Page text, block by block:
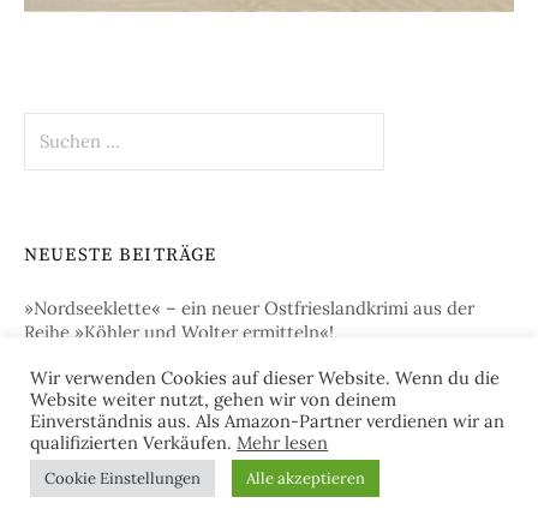
nach:
NEUESTE BEITRÄGE
»Nordseeklette« – ein neuer Ostfrieslandkrimi aus der
Reihe »Köhler und Wolter ermitteln«!
„Juister Braut“ – der neue Ostfrieslandkrimi von Sina
Jorritsma!
„Betrugsmord auf Norderney“ – der neue Ostfrieslandkrimi
von Julia Brunjes!
Wir verwenden Cookies auf dieser Website. Wenn du die
Website weiter nutzt, gehen wir von deinem
Einverständnis aus. Als Amazon-Partner verdienen wir an
qualifizierten Verkäufen. Mehr lesen
Cookie Einstellungen Alle akzeptieren